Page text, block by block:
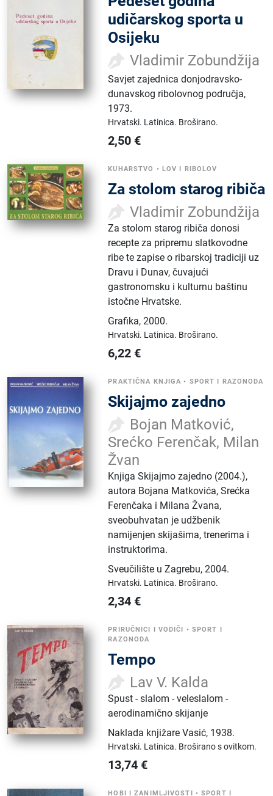
udičarskog sporta u
Osijeku
Vladimir Zobundžija
Savjet zajednica donjodravsko-
dunavskog ribolovnog područja,
1973.
Hrvatski. Latinica. Broširano.
2,50 €
KUHARSTVO • LOV I RIBOLOV
Za stolom starog ribiča
Vladimir Zobundžija
Za stolom starog ribiča donosi
recepte za pripremu slatkovodne
ribe te zapise o ribarskoj tradiciji uz
Dravu i Dunav, čuvajući
gastronomsku i kulturnu baštinu
istočne Hrvatske.
Grafika,2000.
Hrvatski. Latinica. Broširano.
6,22 €
PRAKTIČNA KNJIGA • SPORT I RAZONODA
Skijajmo zajedno
Bojan Matković,
Srećko Ferenčak, Milan
Žvan
Knjiga Skijajmo zajedno (2004.),
autora Bojana Matkovića, Srećka
Ferenčaka i Milana Žvana,
sveobuhvatan je udžbenik
namijenjen skijašima, trenerima i
instruktorima.
Sveučilište u Zagrebu,2004.
Hrvatski. Latinica. Broširano.
2,34 €
PRIRUČNICI I VODIČI • SPORT I
RAZONODA
Tempo
Lav V. Kalda
Spust - slalom - veleslalom -
aerodinamično skijanje
Naklada knjižare Vasić, 1938.
Hrvatski. Latinica. Broširano s ovitkom.
13,74 €
HOBI I ZANIMLJIVOSTI •SPORT I